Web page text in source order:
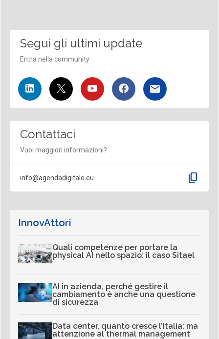
Segui gli ultimi update
Entra nella community
Contattaci
Vuoi maggiori informazioni?
info@agendadigitale.eu content_copy
InnovAttori
Quali competenze per portare la
physical AI nello spazio: il caso Sitael
AI in azienda, perché gestire il
cambiamento è anche una questione
di sicurezza
Data center, quanto cresce l’Italia: ma
attenzione al thermal management